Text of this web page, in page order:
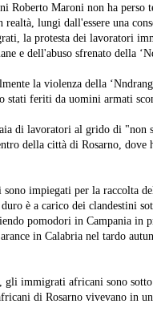
Roberto Maroni non ha perso
realtà, lungi dall'essere una
la protesta dei lavoratori
e dell'abuso sfrenato della
la violenza della
stati feriti da uomini armati
di lavoratori al grido di
della città di Rosarno,
impiegati per la raccolta
è a carico dei clandestini
pomodori in Campania
in Calabria nel tardo
gli immigrati africani sono
di Rosarno vivevano in